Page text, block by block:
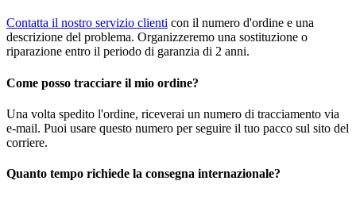
Contatta il nostro servizio clienti con il numero d'ordine e una
descrizione del problema. Organizzeremo una sostituzione o
riparazione entro il periodo di garanzia di 2 anni.
Come posso tracciare il mio ordine?
Una volta spedito l'ordine, riceverai un numero di tracciamento via
e-mail. Puoi usare questo numero per seguire il tuo pacco sul sito del
corriere.
Quanto tempo richiede la consegna internazionale?